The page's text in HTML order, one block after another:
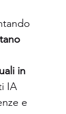
in
IA
e